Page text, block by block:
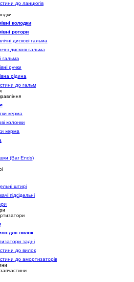
до ланцюгів
колодки
ротори
дискові гальма
дискові гальма
гальма
ручки
рідина
до гальм
керма
колонки
керма
(Bar Ends)
штирі
підсідельні
для вилок
задні
до вилок
до амортизаторів